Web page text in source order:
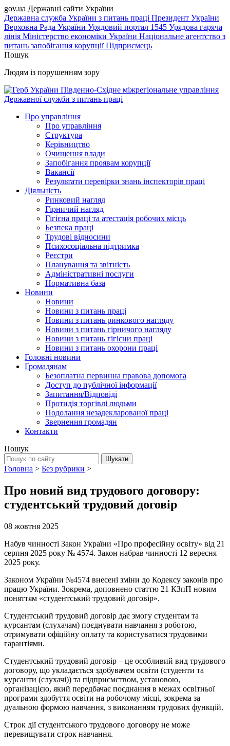
gov.ua Державні сайти України
Державна служба України з питань праці Президент України
Верховна Рада України Урядовий портал 1545 Урядова гаряча
лінія Міністерство економіки України Національне агентство з
питань запобігання корупціїПідприємець
Пошук
Людям із порушенням зору
Південно-Східне міжрегіональне управління
Державної служби з питань праці
Про управління
Про управління
Структура
Керівництво
Очищення влади
Запобігання проявам корупції
Вакансії
Результати перевірки знань інспекторів праці
Діяльність
Ринковий нагляд
Гірничий нагляд
Гігієна праці та атестація робочих місць
Безпека праці
Трудові відносини
Психосоціальна підтримка
Реєстри
Планування та звітність
Адміністративні послуги
Нормативна база
Новини
Новини
Новини з питань праці
Новини з питань ринкового нагляду
Новини з питань гірничого нагляду
Новини з питань гігієни праці
Новини з питань охорони праці
Головні новини
Громадянам
Безоплатна первинна правова допомога
Доступ до публічної інформації
Запитання/Відповіді
Протидія торгівлі людьми
Подолання незадекларованої праці
Звернення громадян
Контакти
Пошук
Головна > Без рубрики >
Про новий вид трудового договору:
студентський трудовий договір
08 жовтня 2025
Набув чинності Закон України «Про професійну освіту» від 21
серпня 2025 року № 4574. Закон набрав чинності 12 вересня
2025 року.
Законом України №4574 внесені зміни до Кодексу законів про
працю України. Зокрема, доповнено статтю 21 КЗпП новим
поняттям «студентський трудовий договір».
Студентський трудовий договір дає змогу студентам та
курсантам (слухачам) поєднувати навчання з роботою,
отримувати офіційну оплату та користуватися трудовими
гарантіями.
Студентський трудовий договір – це особливий вид трудового
договору, що укладається здобувачем освіти (студенти та
курсанти (слухачі)) та підприємством, установою,
організацією, який передбачає поєднання в межах освітньої
програми здобуття освіти на робочому місці, зокрема за
дуальною формою навчання, з виконанням трудових функцій.
Строк дії студентського трудового договору не може
перевищувати строк навчання.